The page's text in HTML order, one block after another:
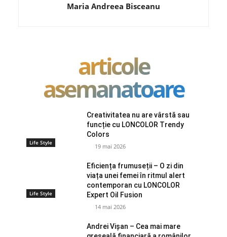
Maria Andreea Bisceanu
articole
asemanatoare
Life Style
Creativitatea nu are vârstă sau
funcție cu LONCOLOR Trendy
Colors
19 mai 2026
Life Style
Eficiența frumuseții – O zi din
viața unei femei în ritmul alert
contemporan cu LONCOLOR
Expert Oil Fusion
14 mai 2026
Andrei Vișan – Cea mai mare